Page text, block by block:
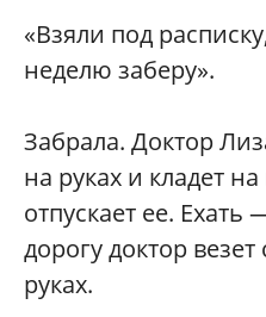
«Взяли под
неделю заберу».
Забрала. Доктор
на руках и кладет
отпускает ее.
дорогу доктор
руках.